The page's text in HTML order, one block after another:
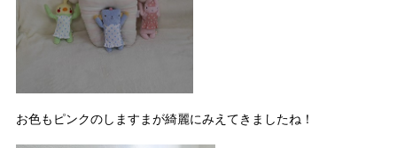
お色もピンクのしますまが綺麗にみえてきましたね！